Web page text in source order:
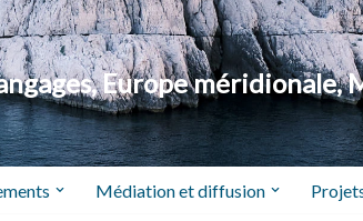
Europe
Médiation et diffusion